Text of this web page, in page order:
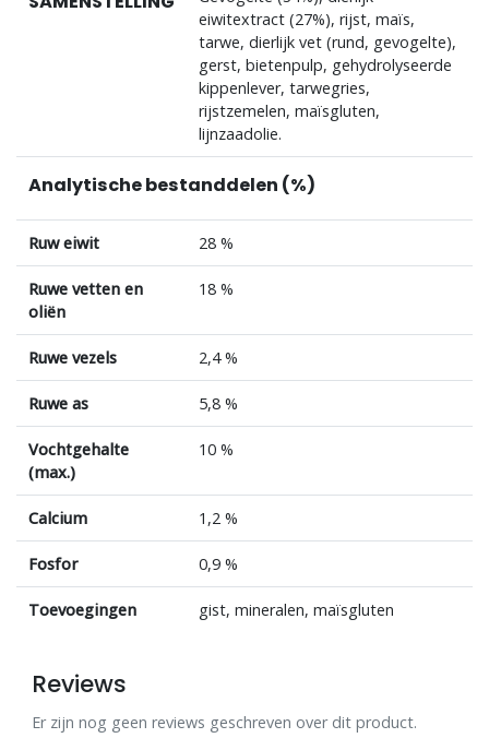
eiwitextract (27%), rijst, maïs,
tarwe, dierlijk vet (rund, gevogelte),
gerst, bietenpulp, gehydrolyseerde
kippenlever, tarwegries,
rijstzemelen, maïsgluten,
lijnzaadolie.
Analytische bestanddelen (%)
Ruw eiwit 28 %
Ruwe vetten en
oliën
18 %
Ruwe vezels 2,4 %
Ruwe as 5,8 %
Vochtgehalte
(max.)
10 %
Calcium 1,2 %
Fosfor 0,9 %
Toevoegingen gist, mineralen, maïsgluten
Reviews
Er zijn nog geen reviews geschreven over dit product.